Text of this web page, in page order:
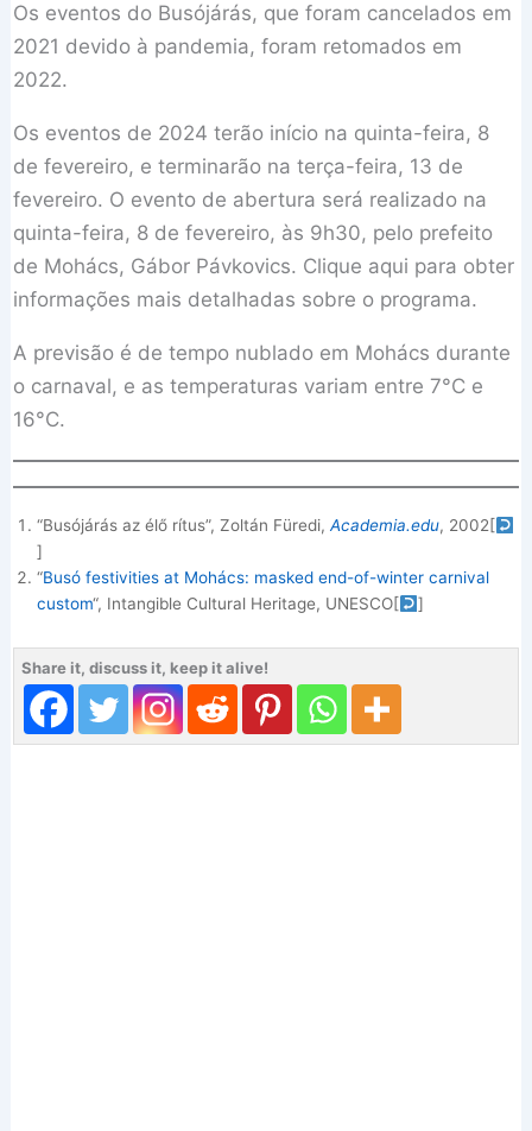
Os eventos do Busójárás, que foram cancelados em
2021 devido à pandemia, foram retomados em
2022.
Os eventos de 2024 terão início na quinta-feira, 8
de fevereiro, e terminarão na terça-feira, 13 de
fevereiro. O evento de abertura será realizado na
quinta-feira, 8 de fevereiro, às 9h30, pelo prefeito
de Mohács, Gábor Pávkovics. Clique aqui para obter
informações mais detalhadas sobre o programa.
A previsão é de tempo nublado em Mohács durante
o carnaval, e as temperaturas variam entre 7°C e
16°C.
“Busójárás az élő rítus”, Zoltán Füredi,Academia.edu, 2002[
]
“Busó festivities at Mohács: masked end-of-winter carnival
custom“, Intangible Cultural Heritage, UNESCO[ ]
Share it, discuss it, keep it alive!